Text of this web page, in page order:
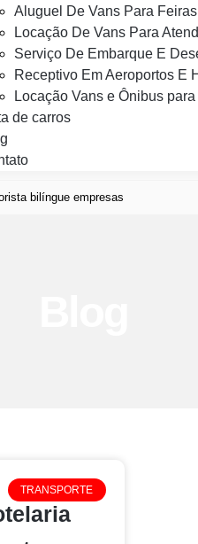
Aluguel De Vans Para
Locação De Vans Para
Serviço De Embarque E
Receptivo Em Aeroportos E
Locação Vans e Ônibus
de carros
bilíngue empresas
TRANSPORTE